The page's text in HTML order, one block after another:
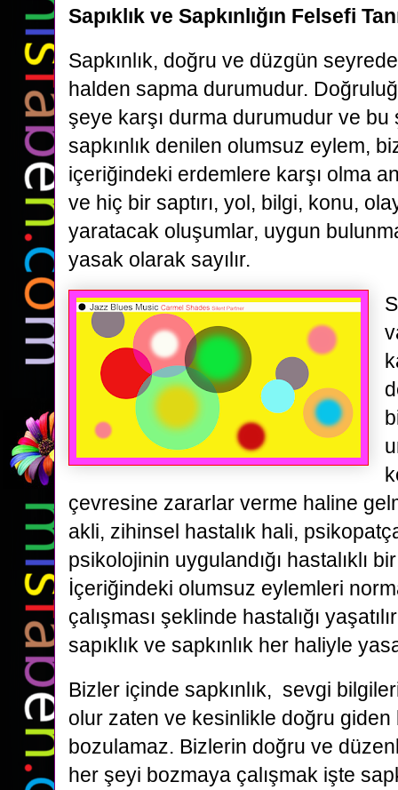
Sapıklık ve Sapkınlığın Felsefi
Sapkınlık, doğru ve düzgün
halden sapma durumudur.
şeye karşı durma durumudur ve bu
sapkınlık denilen olumsuz eylem,
içeriğindeki erdemlere karşı olma
ve hiç bir saptırı, yol, bilgi, konu,
yaratacak oluşumlar, uygun
yasak olarak sayılır.
çevresine zararlar verme haline
akli, zihinsel hastalık hali,
psikolojinin uygulandığı hastalıklı
İçeriğindeki olumsuz eylemleri
çalışması şeklinde hastalığı
sapıklık ve sapkınlık her haliyle
Bizler içinde sapkınlık, sevgi
olur zaten ve kesinlikle doğru giden
bozulamaz. Bizlerin doğru ve
her şeyi bozmaya çalışmak işte